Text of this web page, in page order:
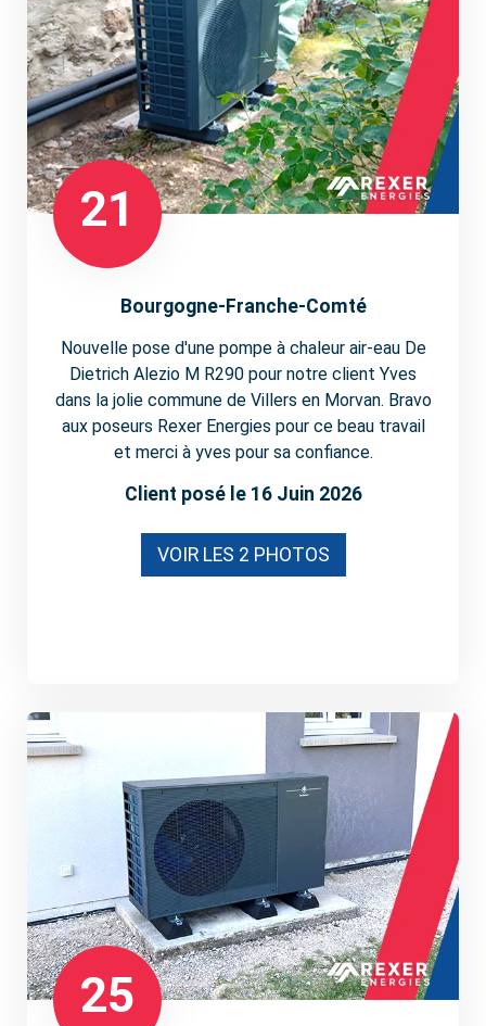
21
Bourgogne-Franche-Comté
Nouvelle pose d'une pompe à chaleur air-eau De
Dietrich Alezio M R290 pour notre client Yves
dans la jolie commune de Villers en Morvan. Bravo
aux poseurs Rexer Energies pour ce beau travail
et merci à yves pour sa confiance.
Client posé le 16 Juin 2026
VOIR LES 2 PHOTOS
25